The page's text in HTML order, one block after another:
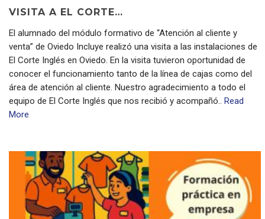
VISITA A EL CORTE…
El alumnado del módulo formativo de “Atención al cliente y
venta” de Oviedo Incluye realizó una visita a las instalaciones de
El Corte Inglés en Oviedo. En la visita tuvieron oportunidad de
conocer el funcionamiento tanto de la línea de cajas como del
área de atención al cliente. Nuestro agradecimiento a todo el
equipo de El Corte Inglés que nos recibió y acompañó.. Read
More